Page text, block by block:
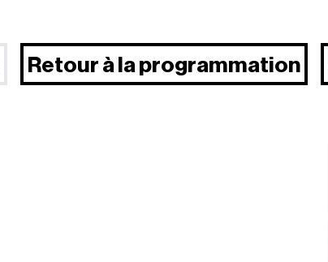
Retour à la programmation